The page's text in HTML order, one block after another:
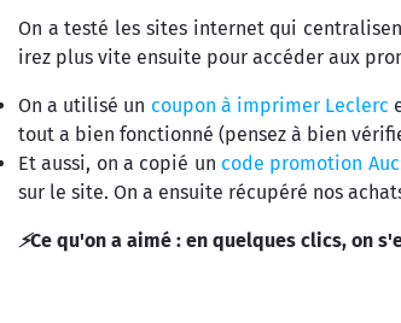
On a testé les sites internet qui
irez plus vite ensuite pour accéder aux
On a utilisé un coupon à imprimer Leclerc
tout a bien fonctionné (pensez à bien
Et aussi, on a copié un code promotion
sur le site. On a ensuite récupéré nos
⚡Ce qu'on a aimé : en quelques clics, on